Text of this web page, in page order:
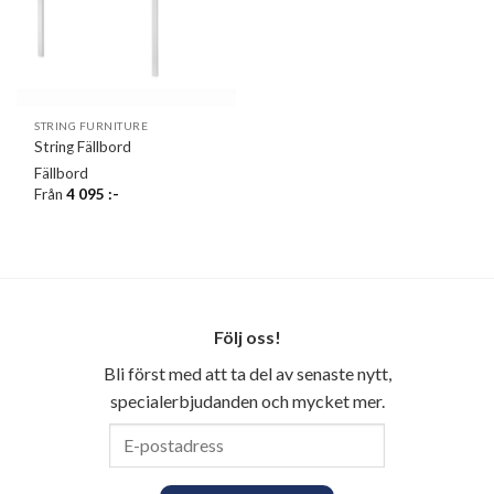
STRING FURNITURE
String Fällbord
Fällbord
Från4 095:-
Följ oss!
Bli först med att ta del av senaste nytt,
specialerbjudanden och mycket mer.